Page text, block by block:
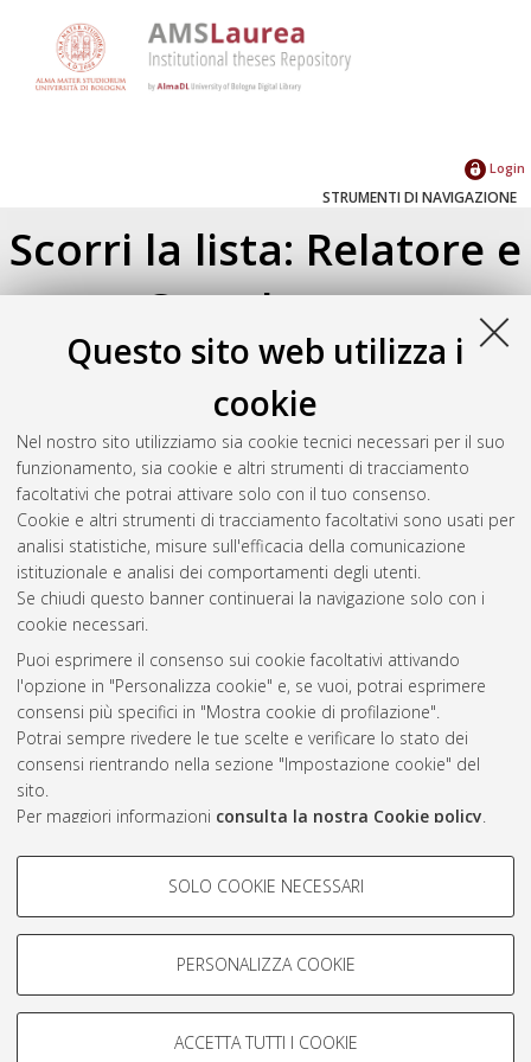
Questo sito web utilizza i
cookie
Nel nostro sito utilizziamo sia cookie tecnici necessari per il suo
funzionamento, sia cookie e altri strumenti di tracciamento
facoltativi che potrai attivare solo con il tuo consenso.
Cookie e altri strumenti di tracciamento facoltativi sono usati per
analisi statistiche, misure sull'efficacia della comunicazione
istituzionale e analisi dei comportamenti degli utenti.
Se chiudi questo banner continuerai la navigazione solo con i
cookie necessari.
Puoi esprimere il consenso sui cookie facoltativi attivando
l'opzione in "Personalizza cookie" e, se vuoi, potrai esprimere
consensi più specifici in "Mostra cookie di profilazione".
Potrai sempre rivedere le tue scelte e verificare lo stato dei
consensi rientrando nella sezione "Impostazione cookie" del
sito.
Per maggiori informazioni consulta la nostra Cookie policy
COOKIE DI PROFILAZIONE -
Si tratta di cookie utilizzati per analizzare le caratteristiche della
navigazione degli utenti, creare profili in base al loro comportamento
Mostra cookie di profilazione
SOLO COOKIE NECESSARI
PERSONALIZZA COOKIE
ACCETTA TUTTI I COOKIE
Login
STRUMENTI DI NAVIGAZIONE
Scorri la lista: Relatore e
Correlatore
Su di un livello
2021(6)
2020(4)
2019 (4)
2018(6)
2017(1)
Rss 1.0
Rss 2.0
AMS Laurea
Impostazioni Cookie
Informativa sulla privacy
Condizioni d’uso del sito